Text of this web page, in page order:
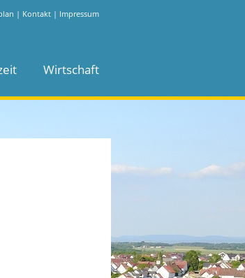
| Kontakt | Impressum
Wirtschaft